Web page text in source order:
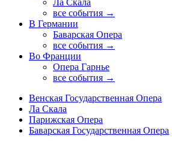
Ла Скала
все события →
В Германии
Баварская Опера
все события →
Во Франции
Опера Гарнье
все события →
Венская Государственная Опера
Ла Скала
Парижская Опера
Баварская Государственная Опера